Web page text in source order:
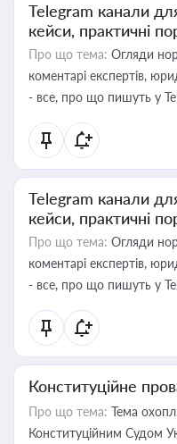
Telegram канали
кейси, практичні
Про що тема: Огляди
коментарі експертів,
- все, про що пишуть у
Telegram канали
кейси, практичні
Про що тема: Огляди
коментарі експертів,
- все, про що пишуть у
Конституційне
Про що тема: Тема
Конституційним Судом